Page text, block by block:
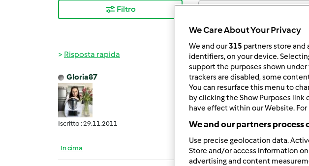
Filtro
Risposta rapida
Gloria87
Iscritto : 29.11.2011
Mar, 01/07/2014 - 14:43
p.s. se vuoi inserire la foto..in
eventualmente scrivere
In cima
We Care About Your Privacy
We and our315 partners store and
identifiers, on your device.
support the purposes shown
trackers are disabled, some
You can resurface this menu to
by clicking the Show Purposes
have effect within our Website.
We and our partners process
Use precise geolocation data.
Store and/or access information
advertising and content